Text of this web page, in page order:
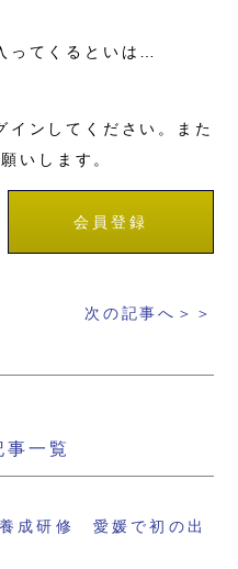
ってくるといは…
インしてください。また
いします。
会員登録
次の記事へ＞＞
一覧
成研修 愛媛で初の出